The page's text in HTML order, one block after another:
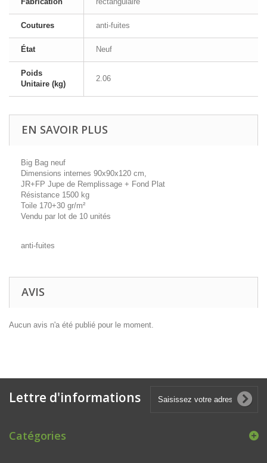
Coutures anti-fuites
État Neuf
Poids
Unitaire (kg)
2.06
EN SAVOIR PLUS
Big Bag neuf
Dimensions internes 90x90x120 cm,
JR+FP Jupe de Remplissage + Fond Plat
Résistance 1500 kg
Toile 170+30 gr/m²
Vendu par lot de 10 unités
anti-fuites
AVIS
Aucun avis n'a été publié pour le moment.
Lettre d'informations
Catégories